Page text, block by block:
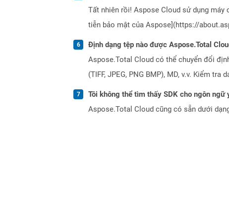
Tất nhiên rồi! Aspose Cloud sử dụng máy
tiễn bảo mật của Aspose](https://
Định dạng tệp nào được Aspose.Total
Aspose.Total Cloud có thể chuyển đổi
(TIFF, JPEG, PNG BMP), MD, v.v. Kiểm tra
Tôi không thể tìm thấy SDK cho ngôn
Aspose.Total Cloud cũng có sẵn dưới